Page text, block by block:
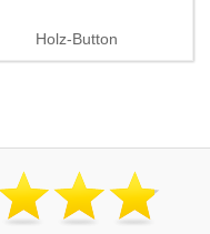
Holz-Button